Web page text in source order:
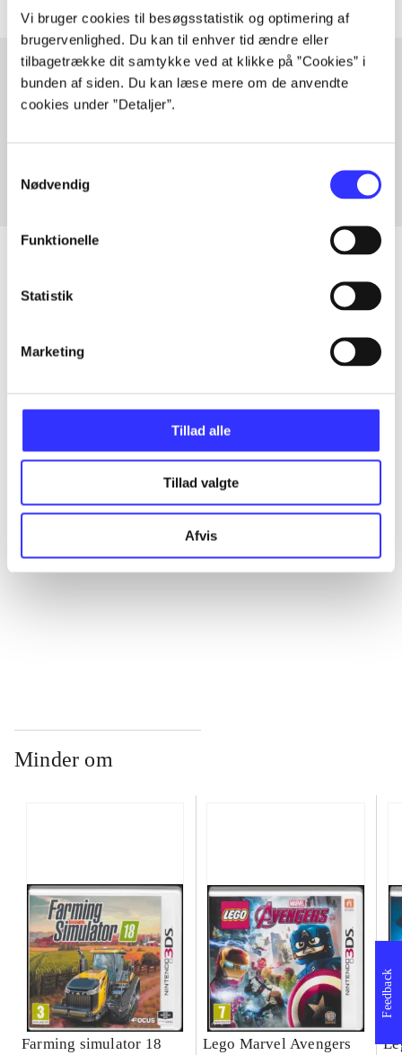
Vi bruger cookies til besøgsstatistik og optimering af
brugervenlighed. Du kan til enhver tid ændre eller
tilbagetrække dit samtykke ved at klikke på ”Cookies” i
bunden af siden. Du kan læse mere om de anvendte
cookies under ”Detaljer”.
Nødvendig
Funktionelle
Statistik
Marketing
Tillad alle
Tillad valgte
Afvis
Artikler med samme emner
...
...
Minder om
Farming simulator 18
Lego Marvel Avengers
Feedback